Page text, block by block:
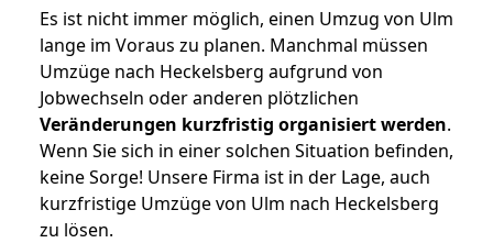
Es ist nicht immer möglich, einen Umzug von Ulm
lange im Voraus zu planen. Manchmal müssen
Umzüge nach Heckelsberg aufgrund von
Jobwechseln oder anderen plötzlichen
Veränderungen kurzfristig organisiert werden.
Wenn Sie sich in einer solchen Situation befinden,
keine Sorge! Unsere Firma ist in der Lage, auch
kurzfristige Umzüge von Ulm nach Heckelsberg
zu lösen.